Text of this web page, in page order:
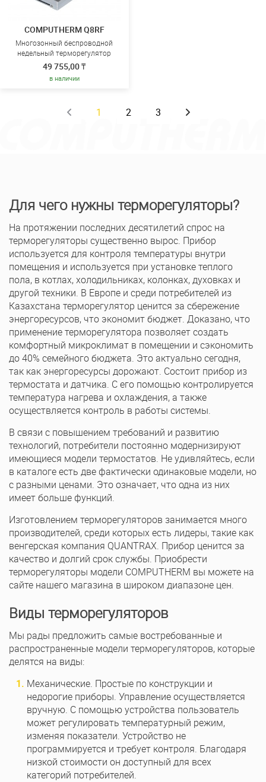
COMPUTHERM Q8RF
Многозонный беспроводной
недельный терморегулятор
49 755,00 ₸
в наличии
1 2 3
Для чего нужны терморегуляторы?
На протяжении последних десятилетий спрос на
терморегуляторы существенно вырос. Прибор
используется для контроля температуры внутри
помещения и используется при установке теплого
пола, в котлах, холодильниках, колонках, духовках и
другой техники. В Европе и среди потребителей из
Казахстана терморегулятор ценится за сбережение
энергоресурсов, что экономит бюджет. Доказано, что
применение терморегулятора позволяет создать
комфортный микроклимат в помещении и сэкономить
до 40% семейного бюджета. Это актуально сегодня,
так как энергоресурсы дорожают. Состоит прибор из
термостата и датчика. С его помощью контролируется
температура нагрева и охлаждения, а также
осуществляется контроль в работы системы.
В связи с повышением требований и развитию
технологий, потребители постоянно модернизируют
имеющиеся модели термостатов. Не удивляйтесь, если
в каталоге есть две фактически одинаковые модели, но
с разными ценами. Это означает, что одна из них
имеет больше функций.
Изготовлением терморегуляторов занимается много
производителей, среди которых есть лидеры, такие как
венгерская компания QUANTRAX. Прибор ценится за
качество и долгий срок службы. Приобрести
терморегуляторы модели COMPUTHERM вы можете на
сайте нашего магазина в широком диапазоне цен.
Виды терморегуляторов
Мы рады предложить самые востребованные и
распространенные модели терморегуляторов, которые
делятся на виды:
Механические. Простые по конструкции и
недорогие приборы. Управление осуществляется
вручную. С помощью устройства пользователь
может регулировать температурный режим,
изменяя показатели. Устройство не
программируется и требует контроля. Благодаря
низкой стоимости он доступный для всех
категорий потребителей.